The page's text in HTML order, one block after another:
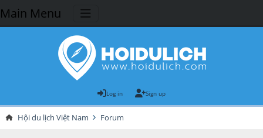
Main Menu
Log in Sign up
Hội du lịch Việt Nam Forum